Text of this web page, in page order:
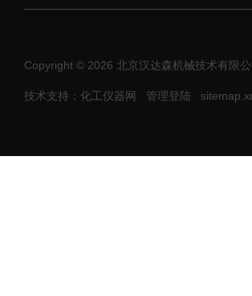
Copyright © 2026 北京汉达森机械技术有限
技术支持：化工仪器网 管理登陆